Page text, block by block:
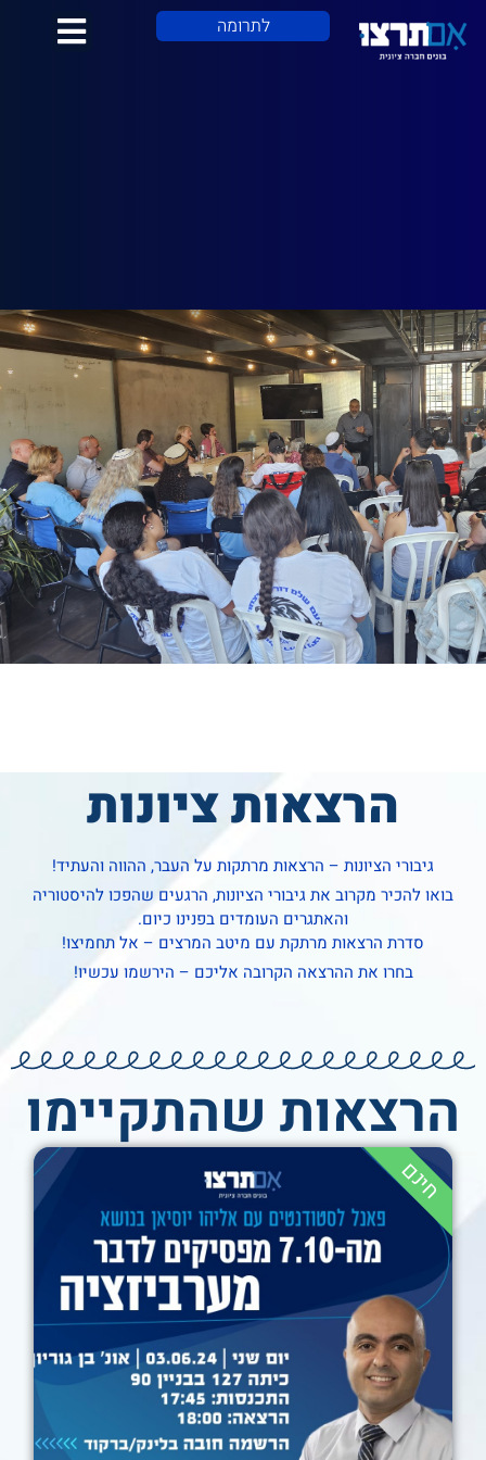
לתרומה
הרצאות ציונות
גיבורי הציונות – הרצאות מרתקות על העבר, ההווה והעתיד!
בואו להכיר מקרוב את גיבורי הציונות, הרגעים שהפכו להיסטוריה
והאתגרים העומדים בפנינו כיום.
סדרת הרצאות מרתקת עם מיטב המרצים – אל תחמיצו!
בחרו את ההרצאה הקרובה אליכם – הירשמו עכשיו!
הרצאות שהתקיימו
חינם
פאנל עם אליהו יוסיאן –
״מה7.10 מפסיקים לדבר
מערביזציה״
17:45
03/06/2024
אוניברסיטת בן גוריון